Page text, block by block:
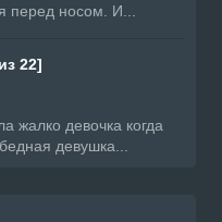
перед носом. И...
22]
жалко девочка когда
девушка...